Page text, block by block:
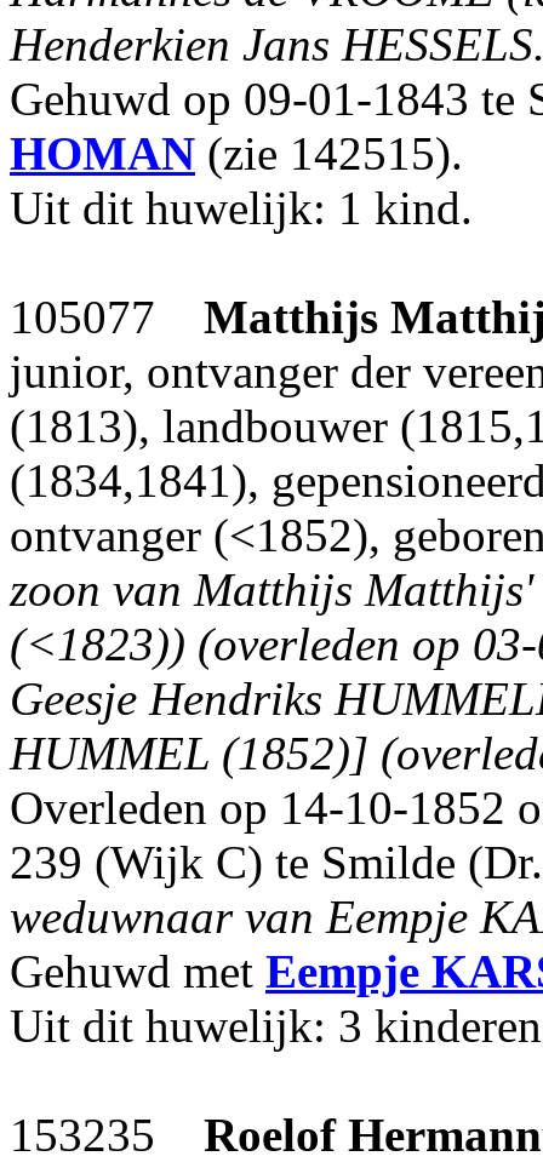
Henderkien Jans
Gehuwd op 09-01-1843 te
HOMAN (zie 142515).
Uit dit huwelijk: 1 kind.
105077 Matthijs
junior, ontvanger der
(1813), landbouwer
(1834,1841),
ontvanger (<1852),
zoon van Matthijs
(<1823)) (overleden op
Geesje Hendriks
HUMMEL (1852)]
Overleden op 14-10-1852
239 (Wijk C) te Smilde
weduwnaar van Eempje
Gehuwd met Eempje
Uit dit huwelijk: 3
153235 Roelof